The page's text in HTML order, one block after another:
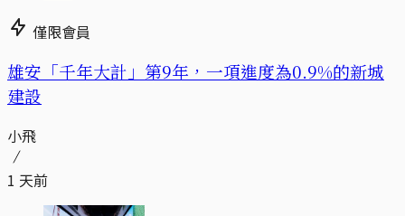
僅限會員
​​雄安「千年大計」第9年，一項進度為0.9%的新城
建設
小飛
1 天前